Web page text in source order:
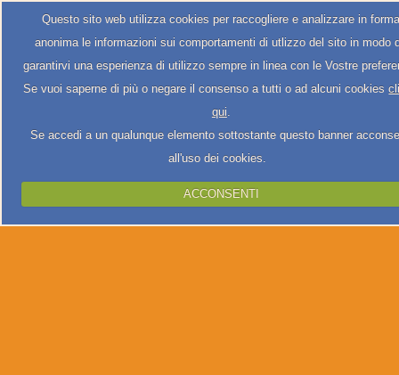
Questo sito web utilizza cookies per raccogliere e analizzare in
anonima le informazioni sui comportamenti di utlizzo del sito in modo
garantirvi una esperienza di utilizzo sempre in linea con le Vostre
Se vuoi saperne di più o negare il consenso a tutti o ad alcuni cookies
qui.
Se accedi a un qualunque elemento sottostante questo banner
all'uso dei cookies.
ACCONSENTI